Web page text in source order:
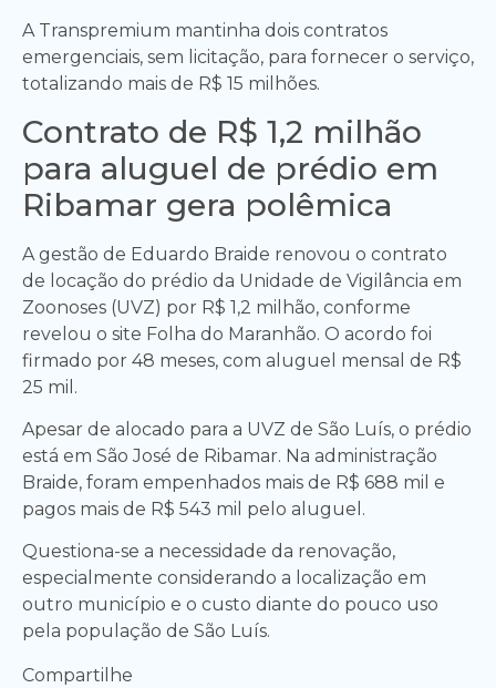
A Transpremium mantinha dois contratos
emergenciais, sem licitação, para fornecer o serviço,
totalizando mais de R$ 15 milhões.
Contrato de R$ 1,2 milhão
para aluguel de prédio em
Ribamar gera polêmica
A gestão de Eduardo Braide renovou o contrato
de locação do prédio da Unidade de Vigilância em
Zoonoses (UVZ) por R$ 1,2 milhão, conforme
revelou o site Folha do Maranhão. O acordo foi
firmado por 48 meses, com aluguel mensal de R$
25 mil.
Apesar de alocado para a UVZ de São Luís, o prédio
está em São José de Ribamar. Na administração
Braide, foram empenhados mais de R$ 688 mil e
pagos mais de R$ 543 mil pelo aluguel.
Questiona-se a necessidade da renovação,
especialmente considerando a localização em
outro município e o custo diante do pouco uso
pela população de São Luís.
Compartilhe